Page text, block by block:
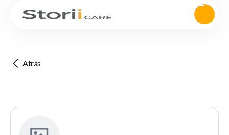
Atrás